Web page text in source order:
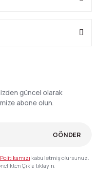
güncel olarak
abone olun.
GÖNDER
kabul etmiş olursunuz.
Çık'a tıklayın.